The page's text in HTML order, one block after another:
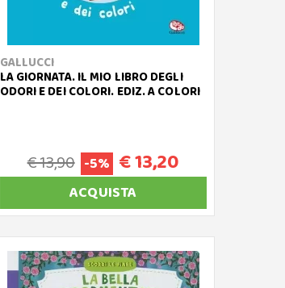
GALLUCCI
LA GIORNATA. IL MIO LIBRO DEGLI
ODORI E DEI COLORI. EDIZ. A COLORI
€ 13,90 -5% € 13,20
ACQUISTA